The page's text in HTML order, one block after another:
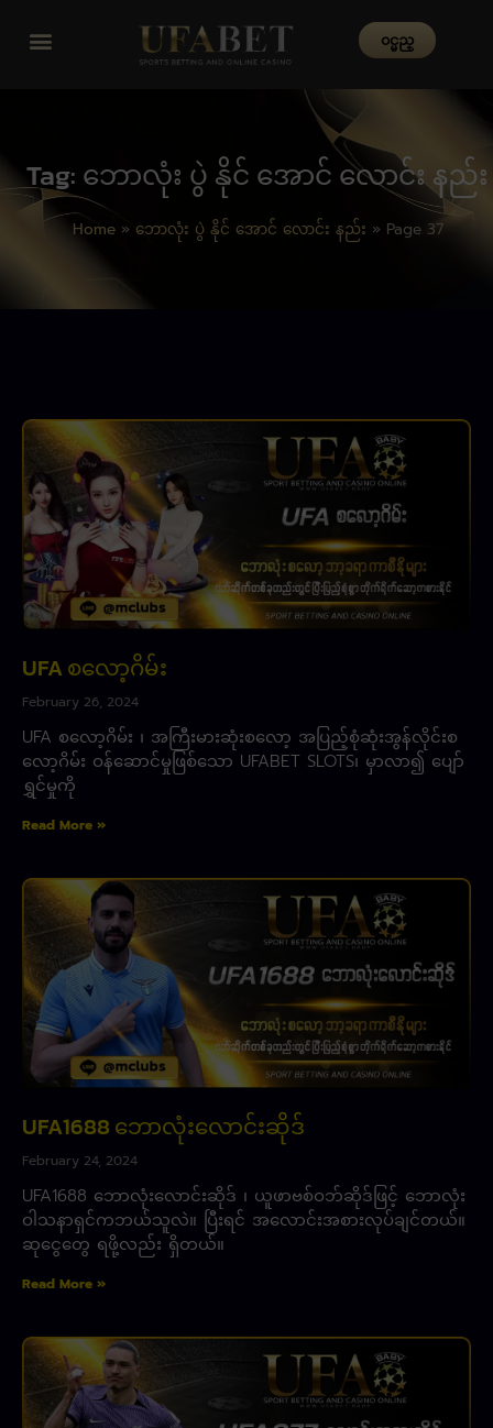
၀င္မည္
Tag: ဘောလုံး ပွဲ နိုင် အောင် လောင်း နည်း
Home» ဘောလုံး ပွဲ နိုင် အောင် လောင်း နည်း » Page 37
UFA စလော့ဂိမ်း
February 26, 2024
UFA စလော့ဂိမ်း ၊ အကြီးမားဆုံးစလော့ အပြည့်စုံဆုံးအွန်လိုင်းစ
လော့ဂိမ်း ဝန်ဆောင်မှုဖြစ်သော UFABET SLOTS၊ မှာလာ၍ ပျော်
ရွှင်မှုကို
Read More »
UFA1688 ဘောလုံးလောင်းဆိုဒ်
February 24, 2024
UFA1688 ဘောလုံးလောင်းဆိုဒ် ၊ ယူဖာဗစ်ဝဘ်ဆိုဒ်ဖြင့် ဘောလုံး
ဝါသနာရှင်ကဘယ်သူလဲ။ ပြီးရင် အလောင်းအစားလုပ်ချင်တယ်။
ဆုငွေတွေ ရဖို့လည်း ရှိတယ်။
Read More »